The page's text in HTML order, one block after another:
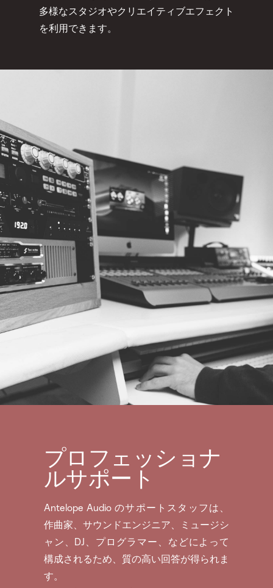
多様なスタジオやクリエイティブエフェクト
を利用できます。
プロフェッショナ
ルサポート
Antelope Audio のサポートスタッフは、
作曲家、サウンドエンジニア、ミュージシ
ャン、DJ、プログラマー、などによって
構成されるため、質の高い回答が得られま
す。